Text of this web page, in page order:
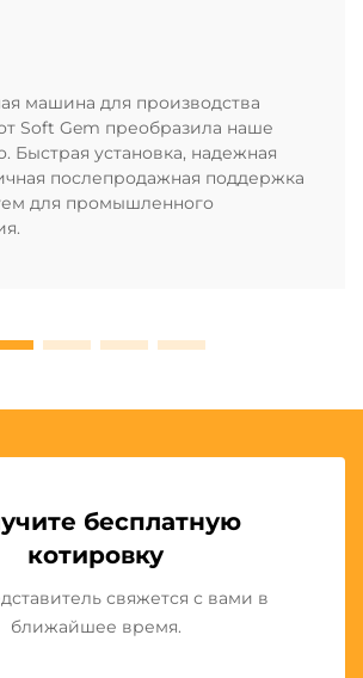
машина для производства
Soft Gem преобразила наше
Быстрая установка, надежная
послепродажная поддержка
для промышленного
бесплатную
котировку
свяжется с вами в
ближайшее время.